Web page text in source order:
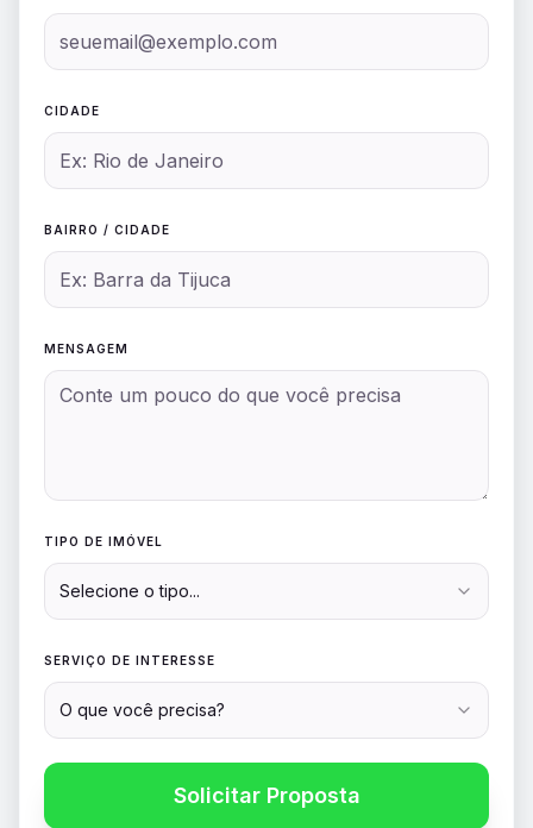
CIDADE
BAIRRO / CIDADE
MENSAGEM
TIPO DE IMÓVEL
Selecione o tipo...
SERVIÇO DE INTERESSE
O que você precisa?
Solicitar Proposta